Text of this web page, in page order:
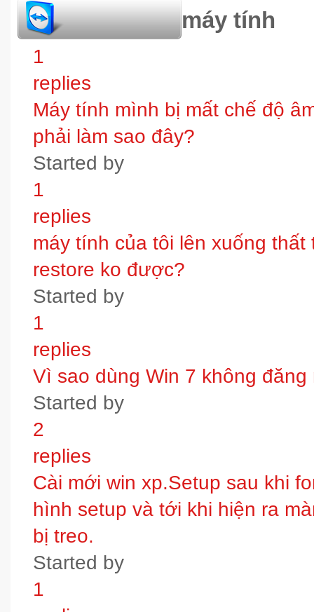
hỏi đáp bảo trì máy tính
1
replies
Máy tính mình bị mất chế độ
phải làm sao đây?
Started by
1
replies
máy tính của tôi lên xuống
restore ko được?
Started by
1
replies
Vì sao dùng Win 7 không
Started by
2
replies
Cài mới win xp.Setup sau khi
hình setup và tới khi hiện ra
bị treo.
Started by
1